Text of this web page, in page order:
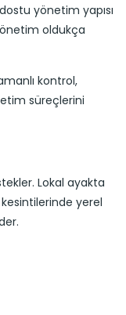
yönetim yapısı
oldukça
kontrol,
süreçlerini
Lokal ayakta
yerel